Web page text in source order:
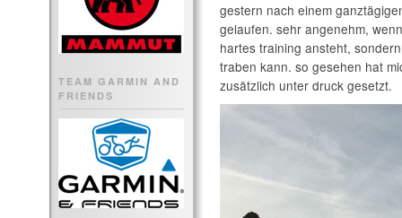
TEAM GARMIN AND
FRIENDS
gestern nach einem
gelaufen. sehr angenehm,
hartes training ansteht,
traben kann. so gesehen hat
zusätzlich unter druck gesetzt.